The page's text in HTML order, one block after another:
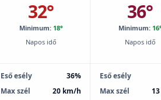
32°
Minimum: 18°
Napos idő
Eső esély
36%
Max szél
20 km/h
36°
Minimum:
Napos idő
Eső esély
Max szél